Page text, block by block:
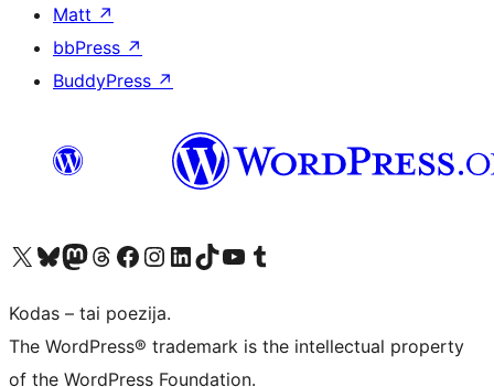
Matt ↗
bbPress ↗
BuddyPress ↗
Visit our X (formerly Twitter) account
Apsilankykite mūsų Bluesky paskyroje
Visit our Mastodon account
Apsilankykite mūsų Threads paskyroje
Visit our Facebook page
Visit our Instagram account
Visit our LinkedIn account
Apsilankykite mūsų TikTok paskyroje
Visit our YouTube channel
Apsilankykite mūsų Tumblr paskyroje
Kodas – tai poezija.
The WordPress® trademark is the intellectual property
of the WordPress Foundation.